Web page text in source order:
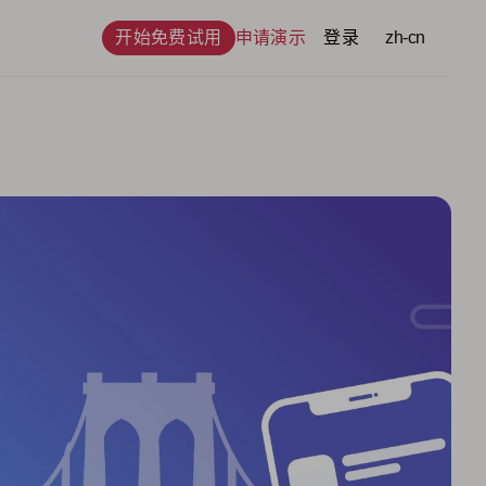
开始免费试用 申请演示 登录 语言
zh-cn